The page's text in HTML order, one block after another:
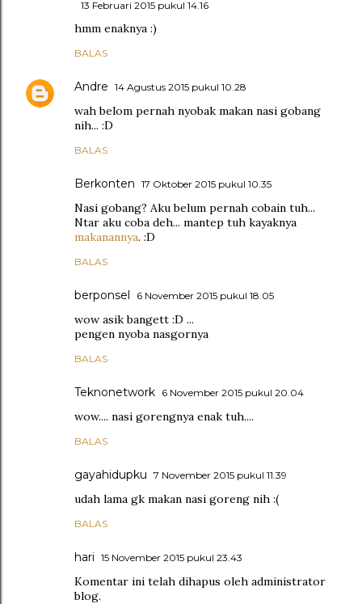
13 Februari 2015 pukul 14.16
hmm enaknya :)
BALAS
Andre 14 Agustus 2015 pukul 10.28
wah belom pernah nyobak makan nasi gobang
nih... :D
BALAS
Berkonten 17 Oktober 2015 pukul 10.35
Nasi gobang? Aku belum pernah cobain tuh...
Ntar aku coba deh... mantep tuh kayaknya
makanannya. :D
BALAS
berponsel 6 November 2015 pukul 18.05
wow asik bangett :D ...
pengen nyoba nasgornya
BALAS
Teknonetwork 6 November 2015 pukul 20.04
wow.... nasi gorengnya enak tuh....
BALAS
gayahidupku 7 November 2015 pukul 11.39
udah lama gk makan nasi goreng nih :(
BALAS
hari 15 November 2015 pukul 23.43
Komentar ini telah dihapus oleh administrator
blog.